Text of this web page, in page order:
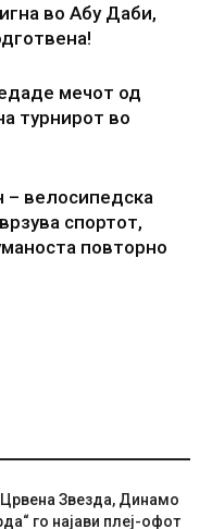
во Абу Даби,
мечот од
турнирот во
– велосипедска
спортот,
повторно
Црвена Звезда, Динамо
го најави плеј-офот